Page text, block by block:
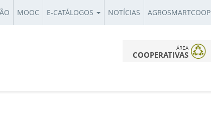
MOOC E-CATÁLOGOS NOTÍCIAS AGROSMARTCOOP
ÁREA
COOPERATIVAS